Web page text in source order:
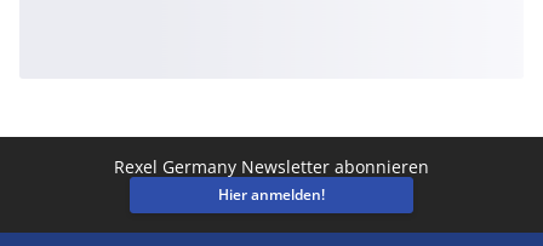
Rexel Germany Newsletter abonnieren
Hier anmelden!